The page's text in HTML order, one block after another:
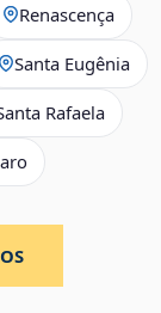
Renascença
Santa Eugênia
Rafaela